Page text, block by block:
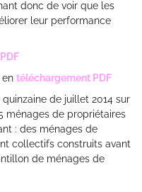
donc de voir que les
leur performance
en téléchargement PDF
de juillet 2014 sur
ménages de propriétaires
: des ménages de
collectifs construits avant
de ménages de